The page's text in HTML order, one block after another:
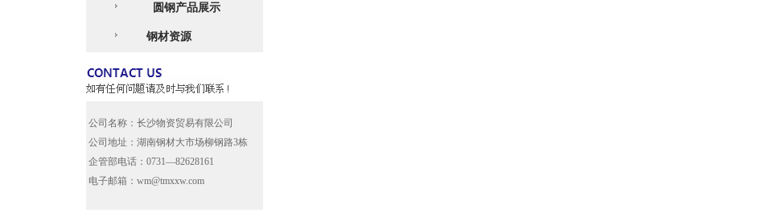
圆钢产品展示
钢材资源
公司名称：长沙物资贸易有限公司
公司地址：湖南钢材大市场柳钢路3栋
企管部电话：0731—82628161
电子邮箱：wm@tmxxw.com